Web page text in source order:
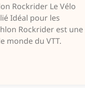
Rockrider Le Vélo
Idéal pour les
Rockrider est une
monde du VTT.